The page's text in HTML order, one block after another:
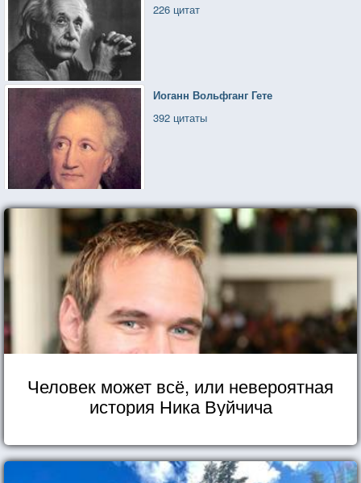
226 цитат
Иоганн Вольфганг Гете
392 цитаты
Человек может всё, или невероятная
история Ника Вуйчича